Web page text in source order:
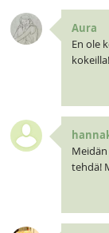
Aura
En ole
tehdä!